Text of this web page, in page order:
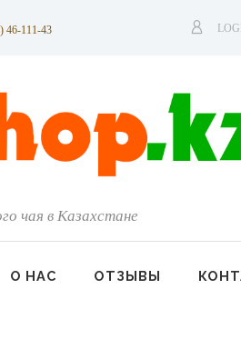
111-43
чая в Казахстане
О НАС ОТЗЫВЫ